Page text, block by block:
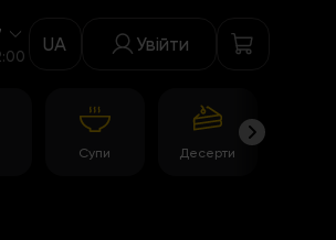
UA Увійти
Супи Десерти